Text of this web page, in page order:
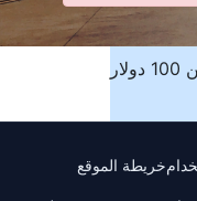
خريطة الموقع